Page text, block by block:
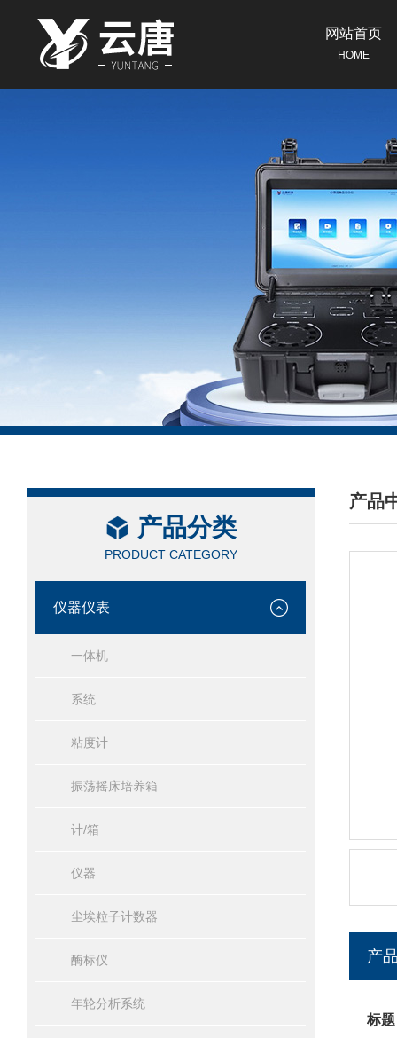
网站首页
HOME
产品分类
PRODUCT CATEGORY
仪器仪表
一体机
系统
粘度计
振荡摇床培养箱
计/箱
仪器
尘埃粒子计数器
酶标仪
年轮分析系统
产品
/
产
标